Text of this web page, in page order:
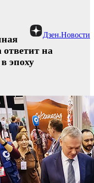
Дзен.Новости
на
эпоху